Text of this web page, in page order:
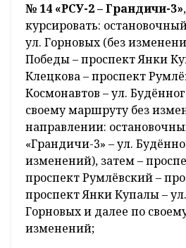
№ 14 «РСУ-2 – Грандичи-3»
курсировать:
ул. Горновых (без
Победы – проспект Янки
Клецкова – проспект
Космонавтов – ул.
своему маршруту без
направлении:
«Грандичи-3» – ул.
изменений), затем –
проспект Румлёвский –
проспект Янки Купалы –
Горновых и далее по
изменений;